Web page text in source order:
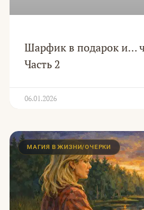
Шарфик в подарок и…
Часть 2
06.01.2026
МАГИЯ В ЖИЗНИ/ОЧЕРКИ